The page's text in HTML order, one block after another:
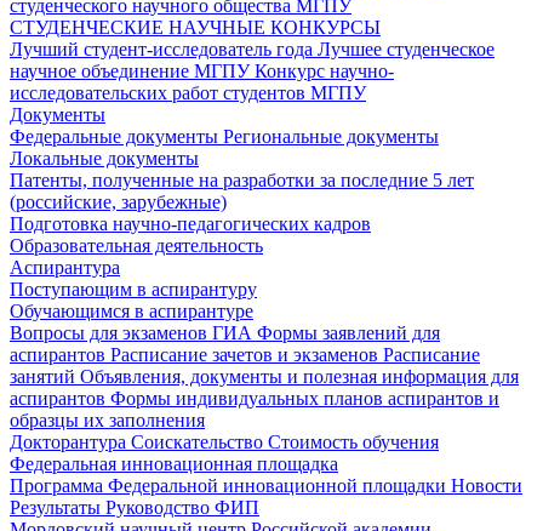
студенческого научного общества МГПУ
СТУДЕНЧЕСКИЕ НАУЧНЫЕ КОНКУРСЫ
Лучший студент-исследователь года Лучшее студенческое
научное объединение МГПУКонкурс научно-
исследовательских работ студентов МГПУ
Документы
Федеральные документы Региональные документы
Локальные документы
Патенты, полученные на разработки за последние 5 лет
(российские, зарубежные)
Подготовка научно-педагогических кадров
Образовательная деятельность
Аспирантура
Поступающим в аспирантуру
Обучающимся в аспирантуре
Вопросы для экзаменов ГИА Формы заявлений для
аспирантов Расписание зачетов и экзаменов Расписание
занятий Объявления, документы и полезная информация для
аспирантов Формы индивидуальных планов аспирантов и
образцы их заполнения
Докторантура Соискательство Стоимость обучения
Федеральная инновационная площадка
Программа Федеральной инновационной площадки Новости
Результаты Руководство ФИП